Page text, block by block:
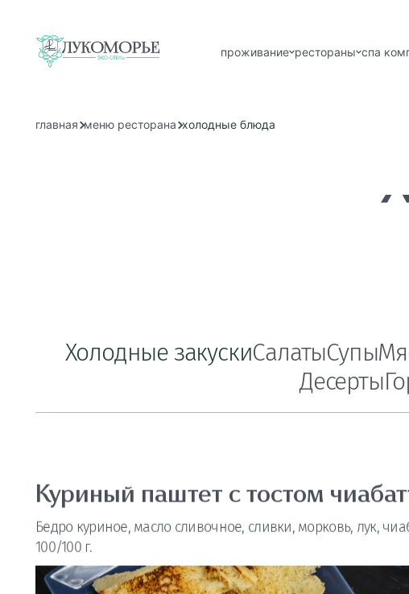
проживание рестораны спа
главная меню ресторана холодные блюда
Куриный паштет с тостом